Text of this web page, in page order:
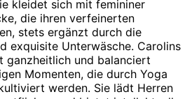
kleidet sich mit femininer
die ihren verfeinerten
stets ergänzt durch die
exquisite Unterwäsche. Carolins
ganzheitlich und balanciert
Momenten, die durch Yoga
werden. Sie lädt Herren